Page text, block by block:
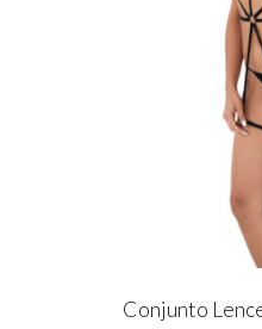
Conjunto